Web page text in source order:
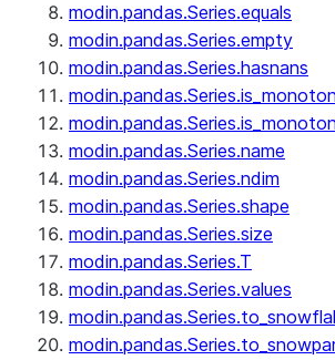
modin.pandas.Series.equals
modin.pandas.Series.empty
modin.pandas.Series.hasnans
modin.pandas.Series.name
modin.pandas.Series.ndim
modin.pandas.Series.shape
modin.pandas.Series.size
modin.pandas.Series.T
modin.pandas.Series.values